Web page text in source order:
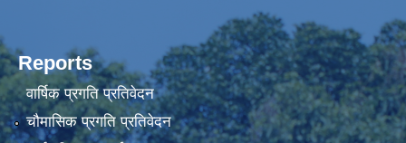
Reports
वार्षिक प्रगति प्रतिवेदन
चौमासिक प्रगति प्रतिवेदन